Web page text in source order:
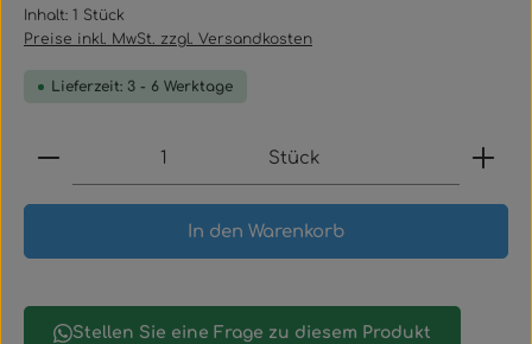
Inhalt: 1 Stück
Preise inkl. MwSt. zzgl. Versandkosten
Lieferzeit: 3 - 6 Werktage
Produkt Anzahl: Gib den gewünschten Wert
Stück
In den Warenkorb
Stellen Sie eine Frage zu diesem Produkt